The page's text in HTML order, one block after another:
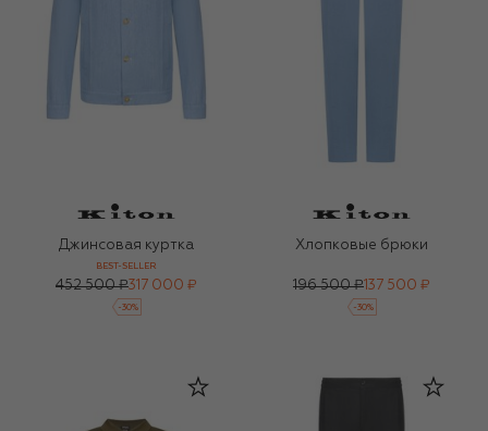
Джинсовая куртка
BEST-SELLER
452 500 ₽317 000 ₽
-30%
Хлопковые брюки
196 500 ₽ 137 500 ₽
-30%